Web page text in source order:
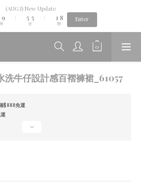
Aug.12th new collection...🌺
(AUG.I) New Update
9
8
4
2
:
6
5
4
0
6
5
4
0
分
:
2
1
0
8
7
5
4
3
1
秒
Enter
Aug.12th new collection...🌺
洗牛仔設計感百褶褲裙_61057
$888免運